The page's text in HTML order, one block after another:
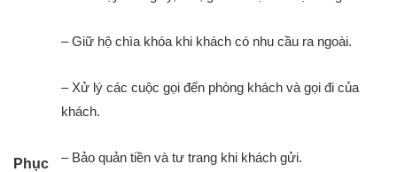
Phục
– Giữ hộ chìa khóa khi khách có nhu cầu ra ngoài.
– Xử lý các cuộc gọi đến phòng khách và gọi đi của
khách.
– Bảo quản tiền và tư trang khi khách gửi.